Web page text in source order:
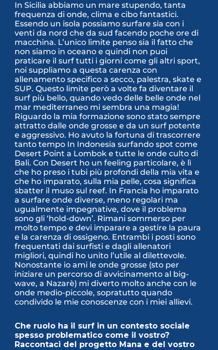
In Sicilia abbiamo un mare stupendo, tanta
frequenza di onde, clima e cibo fantastici.
Essendo un isola possiamo surfare sia con i
venti da nord che da sud facendo poche ore di
macchina. L’unico limite penso sia il fatto che
non siamo in oceano e quindi non puoi
praticare il surf tutti i giorni come gli altri sport,
noi suppliamo a questa carenza con
allenamento specifico a secco, palestra, skate e
SUP. Questo limite però a volte fa diventare il
surf più bello, quando vedo delle belle onde nel
mar mediterraneo mi sembra una magia!
Riguardo la mia formazione sono stato sempre
attratto dalle onde grosse e da un surf potente
e aggressivo. Ho avuto la fortuna di trascorrere
tanto tempo In Indonesia surfando spot come
Desert Point a Lombok e tutte le onde culto di
Bali. Con Desert ho un feeling particolare, è lì
che ho preso i tubi più profondi della mia vita e
che ho imparato, sulla mia pelle, cosa significa
sbatter il muso sul reef. In Francia ho imparato
a surfare onde diverse, meno regolari ma
ugualmente impegnative, dove il problema
sono gli ‘hold-down’. Rimani sommerso per
molto tempo e devi imparare a gestire la paura
e la carenza di ossigeno. Entrambi i posti sono
frequentati dai surfisti e dagli allenatori
migliori, quindi ho unito l’utile al dilettevole.
Nonostante io ami le onde grosse (sto per
iniziare un percorso di avvicinamento al big-
wave, a Nazarè) mi diverto molto anche con le
onde medio-piccole, sopratutto quando
condivido le mie conoscenze con i miei allievi.
Che ruolo ha il surf in un contesto sociale
spesso problematico come il vostro?
Raccontaci del progetto Mana e del vostro